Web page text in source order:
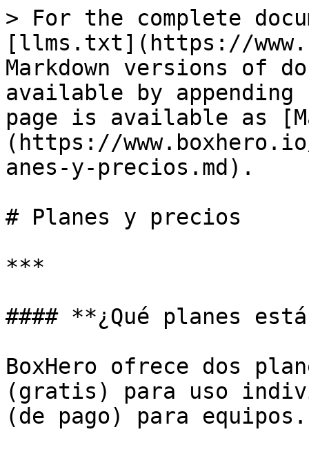
> For the complete
[llms.txt](https://
Markdown versions of
available by
page is available as
(https://
anes-y-precios.md).
# Planes y precios
***
#### **¿Qué planes
BoxHero ofrece dos
(gratis) para uso
(de pago) para equipos.